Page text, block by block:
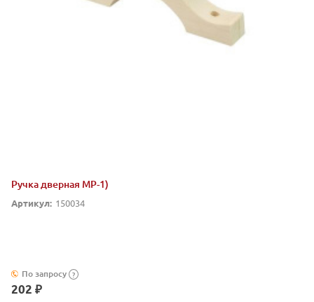
Ручка дверная МР-1)
Артикул: 150034
По запросу ?
202 ₽